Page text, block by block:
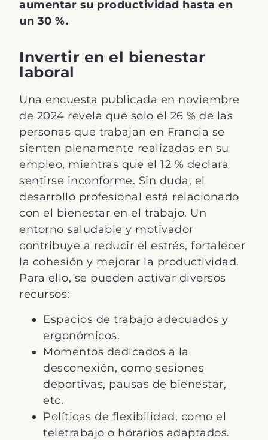
aumentar su productividad hasta en
un 30 %.
Invertir en el bienestar
laboral
Una encuesta publicada en noviembre
de 2024 revela que solo el 26 % de las
personas que trabajan en Francia se
sienten plenamente realizadas en su
empleo, mientras que el 12 % declara
sentirse inconforme. Sin duda, el
desarrollo profesional está relacionado
con el bienestar en el trabajo. Un
entorno saludable y motivador
contribuye a reducir el estrés, fortalecer
la cohesión y mejorar la productividad.
Para ello, se pueden activar diversos
recursos:
Espacios de trabajo adecuados y
ergonómicos.
Momentos dedicados a la
desconexión, como sesiones
deportivas, pausas de bienestar,
etc.
Políticas de flexibilidad, como el
teletrabajo o horarios adaptados.